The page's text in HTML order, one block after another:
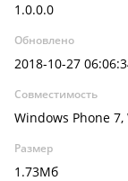
1.0.0.0
Обновлено
2018-10-27
Совместимость
Windows Phone
Размер
1.73Мб